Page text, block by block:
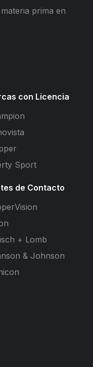
prima en
con Licencia
Sport
de Contacto
+ Lomb
& Johnson